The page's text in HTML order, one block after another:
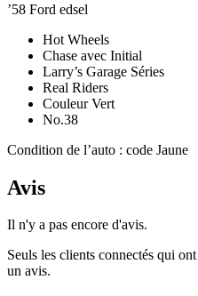
’58 Ford edsel
Hot Wheels
Chase avec Initial
Larry’s Garage Séries
Real Riders
Couleur Vert
No.38
Condition de l’auto : code Jaune
Avis
Il n'y a pas encore d'avis.
Seuls les clients connectés qui
un avis.